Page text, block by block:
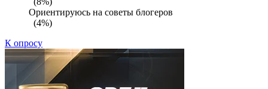
Ориентируюсь на советы блогеров
(4%)
К опросу